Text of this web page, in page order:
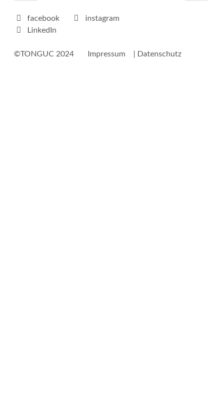
facebook
instagram
LinkedIn
©TONGUC 2024 Impressum | Datenschutz